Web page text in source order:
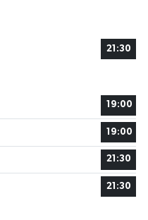
21:30
19:00
19:00
21:30
21:30